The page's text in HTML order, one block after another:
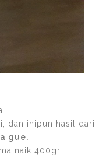
dan inipun hasil dari
gue.
naik 400gr..